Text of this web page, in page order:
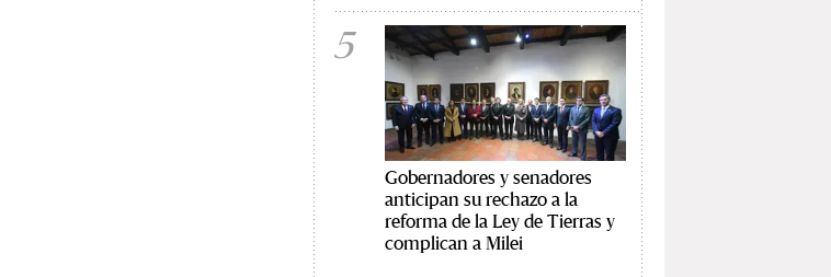
5
Gobernadores y senadores
anticipan su rechazo a la
reforma de la Ley de Tierras y
complican a Milei